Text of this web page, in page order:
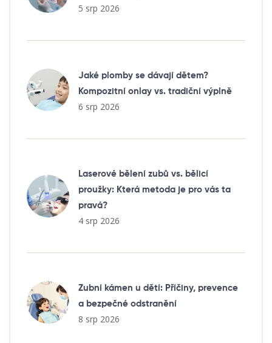
5 srp 2026
Jaké plomby se dávají dětem?
Kompozitní onlay vs. tradiční výplně
6 srp 2026
Laserové bělení zubů vs. bělicí
proužky: Která metoda je pro vás ta
pravá?
4 srp 2026
Zubní kámen u dětí: Příčiny, prevence
a bezpečné odstranění
8 srp 2026